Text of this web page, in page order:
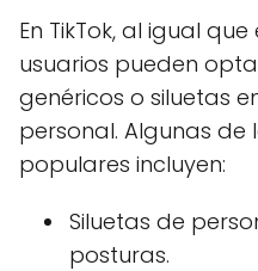
En TikTok, al igual
usuarios pueden
genéricos o siluetas
personal. Algunas de
populares incluyen:
Siluetas de
posturas.